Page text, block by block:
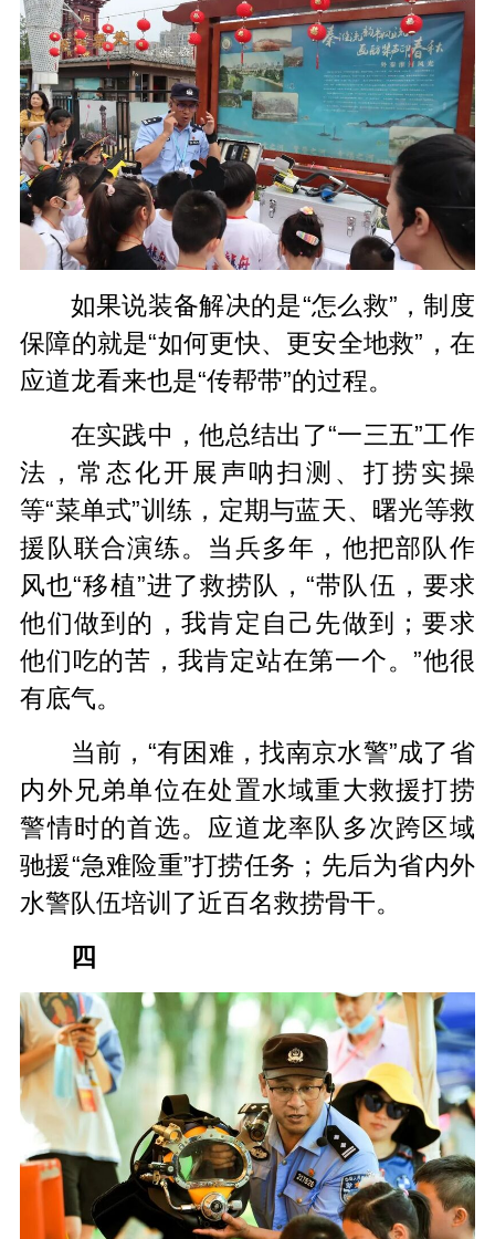
如果说装备解决的是“怎么救”，制度
保障的就是“如何更快、更安全地救”，在
应道龙看来也是“传帮带”的过程。
在实践中，他总结出了“一三五”工作
法，常态化开展声呐扫测、打捞实操
等“菜单式”训练，定期与蓝天、曙光等救
援队联合演练。当兵多年，他把部队作
风也“移植”进了救捞队，“带队伍，要求
他们做到的，我肯定自己先做到；要求
他们吃的苦，我肯定站在第一个。”他很
有底气。
当前，“有困难，找南京水警”成了省
内外兄弟单位在处置水域重大救援打捞
警情时的首选。应道龙率队多次跨区域
驰援“急难险重”打捞任务；先后为省内外
水警队伍培训了近百名救捞骨干。
四